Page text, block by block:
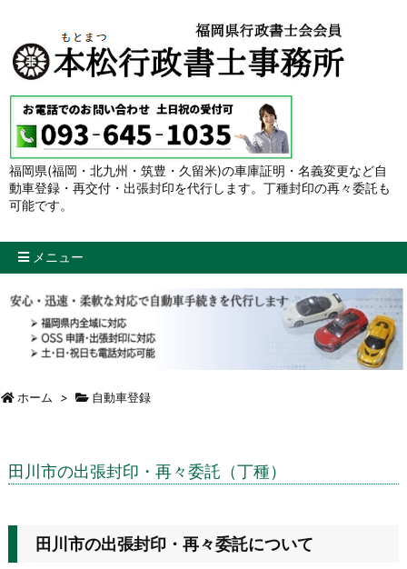
福岡県(福岡・北九州・筑豊・久留米)の車庫証明・名義変更など自
動車登録・再交付・出張封印を代行します。丁種封印の再々委託も
可能です。
メニュー
ホーム > 自動車登録
田川市の出張封印・再々委託（丁種）
田川市の出張封印・再々委託について